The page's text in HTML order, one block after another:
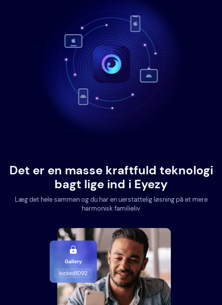
Det er en masse kraftfuld teknologi
bagt lige ind i Eyezy
Læg det hele sammen og du har en uerstattelig løsning på et mere
harmonisk familieliv